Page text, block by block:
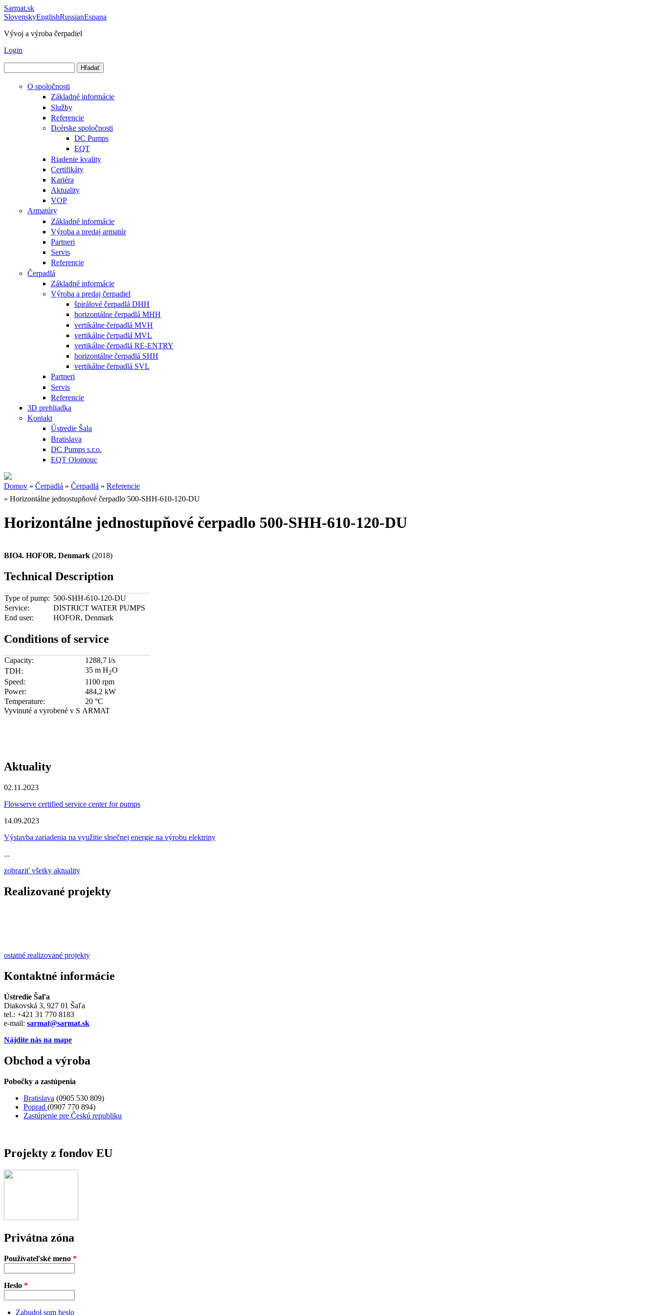
Sarmat.sk
SlovenskyEnglishRussianEspana
Vývoj a výroba čerpadiel
Login
O spoločnosti
Základné informácie
Služby
Referencie
Dcérske spoločnosti
DC Pumps
EQT
Riadenie kvality
Certifikáty
Kariéra
Aktuality
VOP
Armatúry
Základné informácie
Výroba a predaj armatúr
Partneri
Servis
Referencie
Čerpadlá
Základné informácie
Výroba a predaj čerpadiel
špirálové čerpadlá DHH
horizontálne čerpadlá MHH
vertikálne čerpadlá MVH
vertikálne čerpadlá MVL
vertikálne čerpadlá RE-ENTRY
horizontálne čerpadlá SHH
vertikálne čerpadlá SVL
Partneri
Servis
Referencie
3D prehliadka
Kontakt
Ústredie Šala
Bratislava
DC Pumps s.r.o.
EQT Olomouc
Nachádzate sa tu
Domov » Čerpadlá » Čerpadlá » Referencie
» Horizontálne jednostupňové čerpadlo 500-SHH-610-120-DU
Horizontálne jednostupňové čerpadlo 500-SHH-610-120-DU
BIO4. HOFOR, Denmark (2018)
Technical Description
Type of pump: 500-SHH-610-120-DU
Service:
DISTRICT WATER PUMPS
End user:
HOFOR, Denmark
Conditions of service
Capacity:
1288,7 l/s
TDH:
35 m H2O
Speed:
1100 rpm
Power:
484,2 kW
Temperature:
20 °C
Vyvinuté a vyrobené v S ARMAT
Aktuality
02.11.2023
Flowserve certified service center for pumps
14.09.2023
Výstavba zariadenia na využitie slnečnej energie na výrobu elektriny
...
zobraziť všetky aktuality
Realizované projekty
ostatné realizované projekty
Kontaktné informácie
Ústredie Šaľa
Diakovská 3, 927 01 Šaľa
tel.: +421 31 770 8183
e-mail: sarmat@sarmat.sk
Nájdite nás na mape
Obchod a výroba
Pobočky a zastúpenia
Bratislava (0905 530 809)
Poprad (0907 770 894)
Zastúpenie pre Českú republiku
Projekty z fondov EU
Privátna zóna
Používateľské meno *
Heslo *
Zabudol som heslo